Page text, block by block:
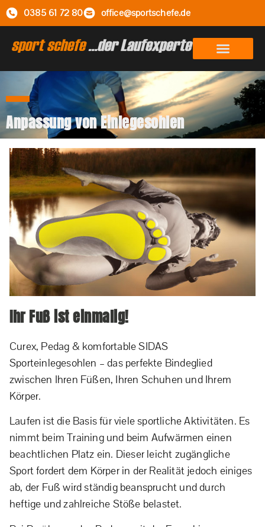
0385 61 72 80 office@sportschefe.de
Anpassung von Einlegesohlen
Ihr Fuß ist einmalig!
Curex, Pedag & komfortable SIDAS
Sporteinlegesohlen – das perfekte Bindeglied
zwischen Ihren Füßen, Ihren Schuhen und Ihrem
Körper.
Laufen ist die Basis für viele sportliche Aktivitäten. Es
nimmt beim Training und beim Aufwärmen einen
beachtlichen Platz ein. Dieser leicht zugängliche
Sport fordert dem Körper in der Realität jedoch einiges
ab, der Fuß wird ständig beansprucht und durch
heftige und zahlreiche Stöße belastet.